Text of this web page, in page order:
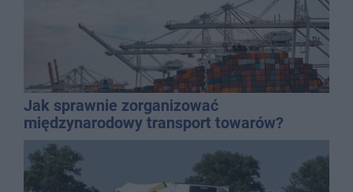
Jak sprawnie zorganizować
międzynarodowy transport towarów?